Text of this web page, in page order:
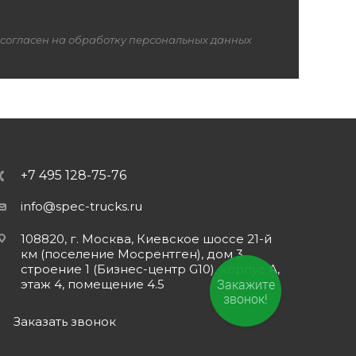
на обработку персональных данных
+7 495 128-75-76
info@spec-trucks.ru
108820, г. Москва, Киевское шоссе 21-й
км (поселение Мосрентген), дом 3
строение 1 (Бизнес-центр G10), корпус А,
этаж 4, помещение 4.5
Заказать звонок
Закажите
звонок!